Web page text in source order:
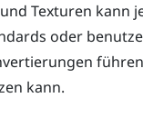
Texturen kann
oder
kann.